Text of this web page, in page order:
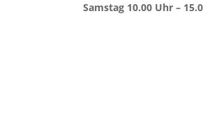
Samstag 10.00 Uhr –